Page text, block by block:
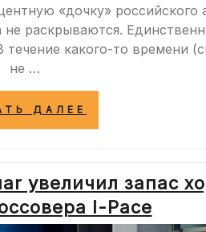
«дочку» российского
не раскрываются.
какого-то времени
не …
ДАЛЕЕ
ЛАДОЙ:
АВТОВАЗ
ВЫКУПАЕТ
ДОЛЮ
АМЕРИКАНЦЕВ
В
увеличил запас
I-Pace